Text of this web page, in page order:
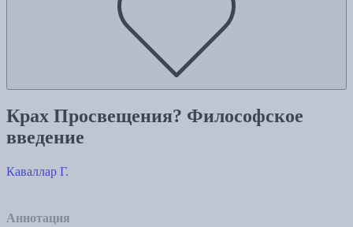
Крах Просвещения? Философское
введение
Каваллар Г.
Аннотация